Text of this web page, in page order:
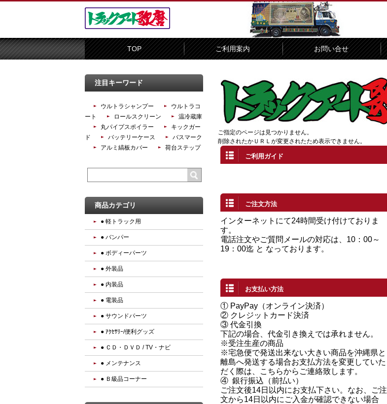
TOP ご利用案内 お問い合せ
ご指定のページは見つかりません。
削除されたかＵＲＬが変更されたため表示できません。
ご利用ガイド
ご注文方法
インターネットにて24時間受け付けておりま
す。
電話注文やご質問メールの対応は、10：00～
19：00迄 と なっております。
お支払い方法
① PayPay（オンライン決済）
② クレジットカード決済
③ 代金引換
下記の場合、代金引き換えでは承れません。
※受注生産の商品
※宅急便で発送出来ない大きい商品を沖縄県と
離島へ発送する場合お支払方法を変更していた
だく際は、こちらからご連絡致します。
④ 銀行振込（前払い）
ご注文後14日以内にお支払下さい。なお、ご注
文から14日以内にご入金が確認できない場合
注目キーワード
ウルトラシャンプー
ウルトラコ
ート
ロールスクリーン
温冷蔵庫
丸パイプスポイラー
キックガー
ド
バッテリーケース
バスマーク
アルミ縞板カバー
荷台ステップ
商品カテゴリ
● 軽トラック用
● バンパー
● ボディーパーツ
● 外装品
● 内装品
● 電装品
● サウンドパーツ
● ｱｸｾｻﾘｰ/便利グッズ
● ＣＤ・ＤＶＤ / TV・ナビ
● メンテナンス
● Ｂ級品コーナー